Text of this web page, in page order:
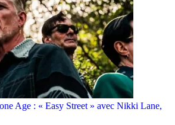
Age : « Easy Street » avec Nikki Lane,